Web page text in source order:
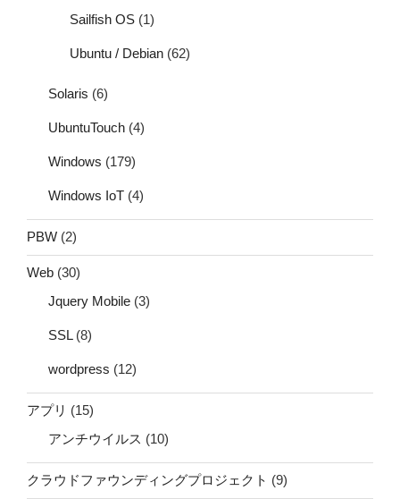
Sailfish OS (1)
Ubuntu / Debian (62)
Solaris (6)
UbuntuTouch (4)
Windows (179)
Windows IoT (4)
PBW (2)
Web (30)
Jquery Mobile (3)
SSL(8)
wordpress (12)
アプリ (15)
アンチウイルス (10)
クラウドファウンディングプロジェクト (9)